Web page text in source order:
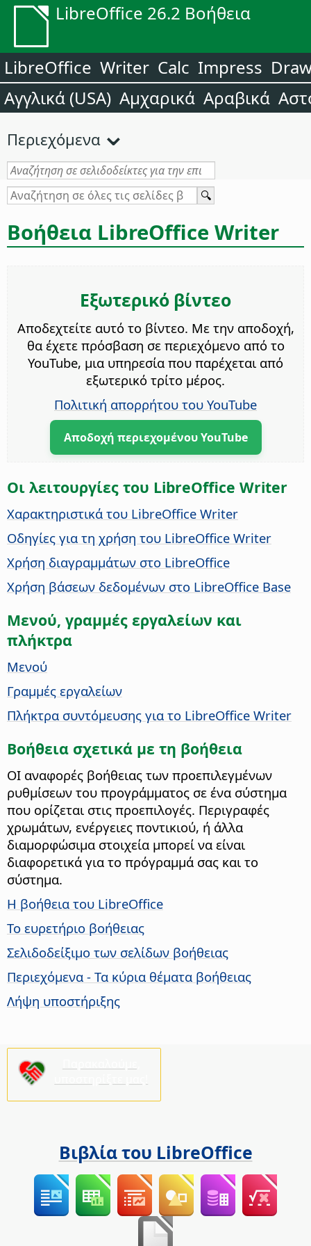
LibreOffice 26.2 Βοήθεια
LibreOffice Writer Calc Impress
Αγγλικά (USA) Αμχαρικά Αραβικά
Περιεχόμενα
Βοήθεια LibreOffice Writer
Εξωτερικό βίντεο
Αποδεχτείτε αυτό το βίντεο. Με την αποδοχή,
θα έχετε πρόσβαση σε περιεχόμενο από το
YouTube, μια υπηρεσία που παρέχεται από
εξωτερικό τρίτο μέρος.
Πολιτική απορρήτου του YouTube
Αποδοχή περιεχομένου YouTube
Οι λειτουργίες του LibreOffice Writer
Χαρακτηριστικά του LibreOffice Writer
Οδηγίες για τη χρήση του LibreOffice Writer
Χρήση διαγραμμάτων στο LibreOffice
Χρήση βάσεων δεδομένων στο LibreOffice Base
Μενού, γραμμές εργαλείων και
πλήκτρα
Μενού
Γραμμές εργαλείων
Πλήκτρα συντόμευσης για το LibreOffice Writer
Βοήθεια σχετικά με τη βοήθεια
ΟΙ αναφορές βοήθειας των προεπιλεγμένων
ρυθμίσεων του προγράμματος σε ένα σύστημα
που ορίζεται στις προεπιλογές. Περιγραφές
χρωμάτων, ενέργειες ποντικιού, ή άλλα
διαμορφώσιμα στοιχεία μπορεί να είναι
διαφορετικά για το πρόγραμμά σας και το
σύστημα.
Η βοήθεια του LibreOffice
Το ευρετήριο βοήθειας
Σελιδοδείξιμο των σελίδων βοήθειας
Περιεχόμενα - Τα κύρια θέματα βοήθειας
Λήψη υποστήριξης
Βιβλία του LibreOffice